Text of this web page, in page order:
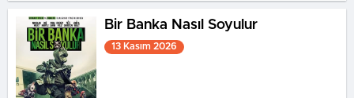
Bir Banka Nasıl Soyulur
13 Kasım 2026